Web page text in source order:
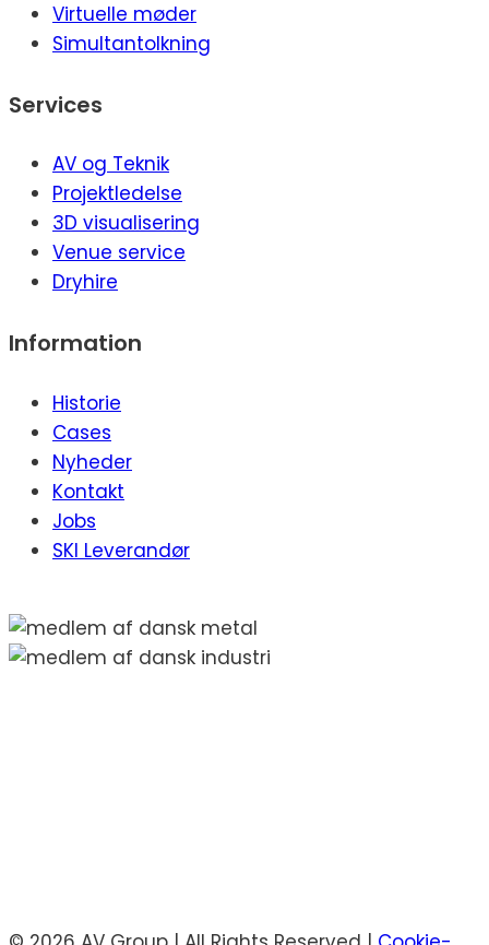
Virtuelle møder
Simultantolkning
Services
AV og Teknik
Projektledelse
3D visualisering
Venue service
Dryhire
Information
Historie
Cases
Nyheder
Kontakt
Jobs
SKI Leverandør